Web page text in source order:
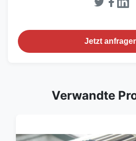
Jetzt
Verwandte